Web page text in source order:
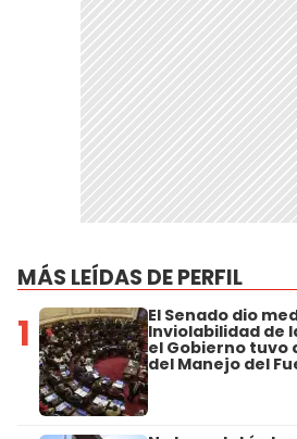
MÁS LEÍDAS DE PERFIL
1 El Senado dio
Inviolabilidad de
el Gobierno tuvo
del Manejo del